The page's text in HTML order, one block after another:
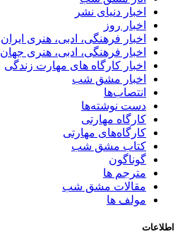
اخبار دنیای نشر
اخبار روز
اخبار فرهنگی، ادبی، هنری ایران
اخبار فرهنگی، ادبی، هنری جهان
اخبار کارگاه های مهارت زندگی
اخبار مشق شب
انتصاب‌ها
دست نوشته‌ها
کارگاه مهارتی
کارگاه‌های مهارتی
کتاب مشق شب
گوناگون
مترجم ها
مقالات مشق شب
مولف ها
اطلاعات